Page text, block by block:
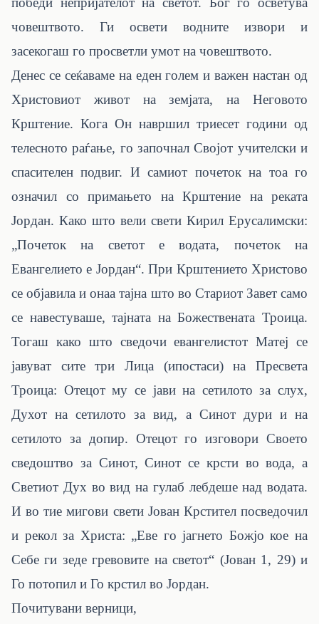
човештвото. Ги освети водните извори и
засекогаш го просветли умот на човештвото.
Денес се сеќаваме на еден голем и важен настан од
Христовиот живот на земјата, на Неговото
Крштение. Кога Он навршил триесет години од
телесното раѓање, го започнал Својот учителски и
спасителен подвиг. И самиот почеток на тоа го
означил со примањето на Крштение на реката
Јордан. Како што вели свети Кирил Ерусалимски:
„Почеток на светот е водата, почеток на
Евангелието е Јордан“. При Крштението Христово
се објавила и онаа тајна што во Стариот Завет само
се навестуваше, тајната на Божествената Троица.
Тогаш како што сведочи евангелистот Матеј се
јавуват сите три Лица (ипостаси) на Пресвета
Троица: Отецот му се јави на сетилото за слух,
Духот на сетилото за вид, а Синот дури и на
сетилото за допир. Отецот го изговори Своето
сведоштво за Синот, Синот се крсти во вода, а
Светиот Дух во вид на гулаб лебдеше над водата.
И во тие мигови свети Јован Крстител посведочил
и рекол за Христа: „Еве го јагнето Божјо кое на
Себе ги зеде гревовите на светот“ (Јован 1, 29)и
Го потопил и Го крстил во Јордан.
Почитувани верници,